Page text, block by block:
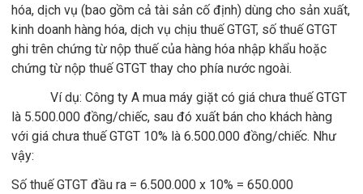
hóa, dịch vụ (bao gồm cả tài sản cố định) dùng cho sản xuất,
kinh doanh hàng hóa, dịch vụ chịu thuế GTGT, số thuế GTGT
ghi trên chứng từ nộp thuế của hàng hóa nhập khẩu hoặc
chứng từ nộp thuế GTGT thay cho phía nước ngoài.
Ví dụ: Công ty A mua máy giặt có giá chưa thuế GTGT
là 5.500.000 đồng/chiếc, sau đó xuất bán cho khách hàng
với giá chưa thuế GTGT 10% là 6.500.000 đồng/chiếc. Như
vậy:
Số thuế GTGT đầu ra = 6.500.000 x 10% = 650.000